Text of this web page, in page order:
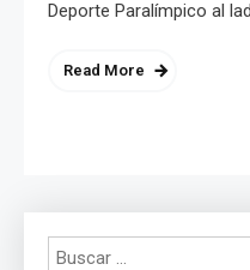
Deporte Paralímpico al
Read More